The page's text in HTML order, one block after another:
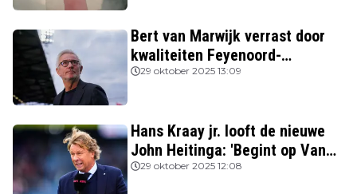
Bert van Marwijk verrast door
kwaliteiten Feyenoord-
aanvoerder: 'Niemand zag
29 oktober 2025 13:09
Hans Kraay jr. looft de nieuwe
John Heitinga: 'Begint op Van
Gaal te lijken'
29 oktober 2025 12:08